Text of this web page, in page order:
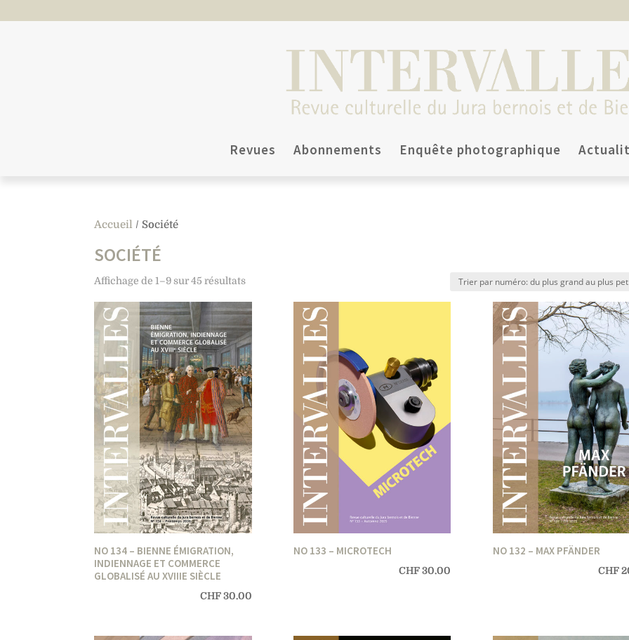
Revues Abonnements Enquête photographique
Accueil / Société
SOCIÉTÉ
Affichage de 1–9 sur 45 résultats
NO 134 – BIENNE ÉMIGRATION,
INDIENNAGE ET COMMERCE
GLOBALISÉ AU XVIIIE SIÈCLE
CHF30.00
NO 133 – MICROTECH
CHF30.00
NO 132 – MAX PFÄNDER
CHF